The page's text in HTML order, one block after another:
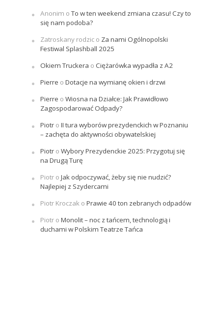
Anonim oTo w ten weekend zmiana czasu! Czy to
się nam podoba?
Zatroskany rodzico Za nami Ogólnopolski
Festiwal Splashball 2025
Okiem Truckera o Ciężarówka wypadła z A2
Pierre o Dotacje na wymianę okien i drzwi
Pierre o Wiosna na Działce: Jak Prawidłowo
Zagospodarować Odpady?
Piotro II tura wyborów prezydenckich w Poznaniu
– zachęta do aktywności obywatelskiej
Piotro Wybory Prezydenckie 2025: Przygotuj się
na Drugą Turę
Piotro Jak odpoczywać, żeby się nie nudzić?
Najlepiej z Szydercami
Piotr Kroczako Prawie 40 ton zebranych odpadów
Piotro Monolit – noc z tańcem, technologią i
duchami w Polskim Teatrze Tańca